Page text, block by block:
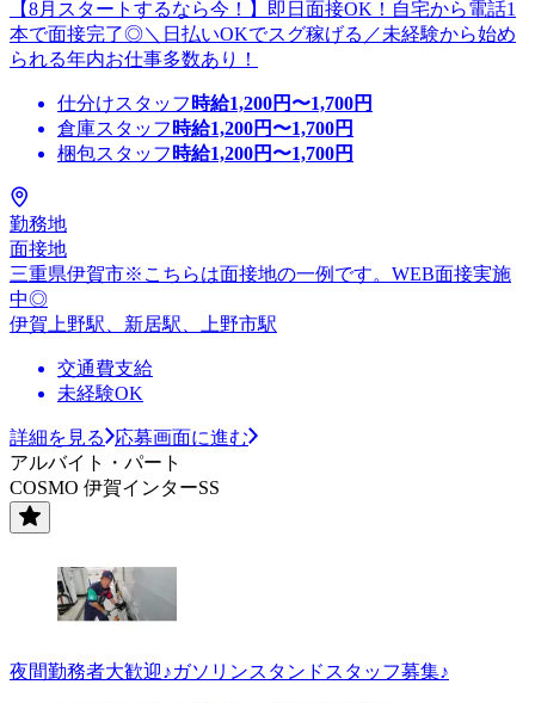
【8月スタートするなら今！】即日面接OK！自宅から電話1
本で面接完了◎＼日払いOKでスグ稼げる／未経験から始め
られる年内お仕事多数あり！
仕分けスタッフ 時給1,200円〜1,700円
倉庫スタッフ 時給1,200円〜1,700円
梱包スタッフ 時給1,200円〜1,700円
勤務地
面接地
三重県伊賀市※こちらは面接地の一例です。WEB面接実施
中◎
伊賀上野駅、新居駅、上野市駅
交通費支給
未経験OK
詳細を見る
応募画面に進む
アルバイト・パート
COSMO 伊賀インターSS
夜間勤務者大歓迎♪ガソリンスタンドスタッフ募集♪